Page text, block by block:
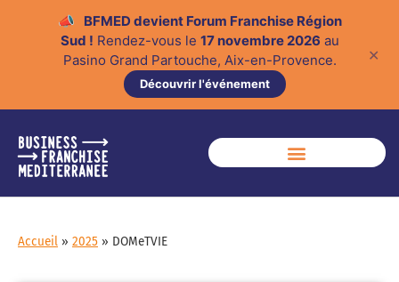
📣
BFMED devient Forum Franchise Région
Sud ! Rendez-vous le 17 novembre 2026 au
Pasino Grand Partouche, Aix-en-Provence.
Découvrir l'événement
✕
Accueil » 2025 » DOMeTVIE